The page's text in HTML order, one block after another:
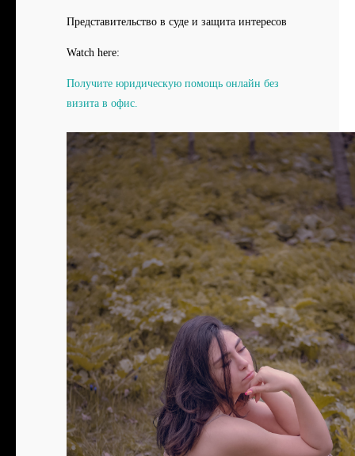
Представительство в суде и защита интересов
Watch here:
Получите юридическую помощь онлайн без
визита в офис.